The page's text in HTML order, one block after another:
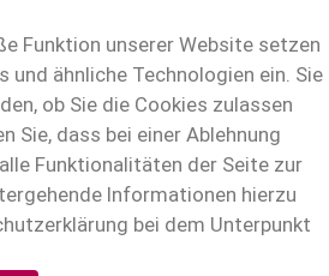
Funktion unserer Website setzen
und ähnliche Technologien ein. Sie
ob Sie die Cookies zulassen
Sie, dass bei einer Ablehnung
Funktionalitäten der Seite zur
Informationen hierzu
bei dem Unterpunkt